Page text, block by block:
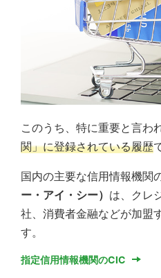
このうち、特に重要と言わ
関」に登録されている履歴
国内の主要な信用情報機関
ー・アイ・シー） は、クレ
社、消費者金融などが加盟
す。
指定信用情報機関のCIC